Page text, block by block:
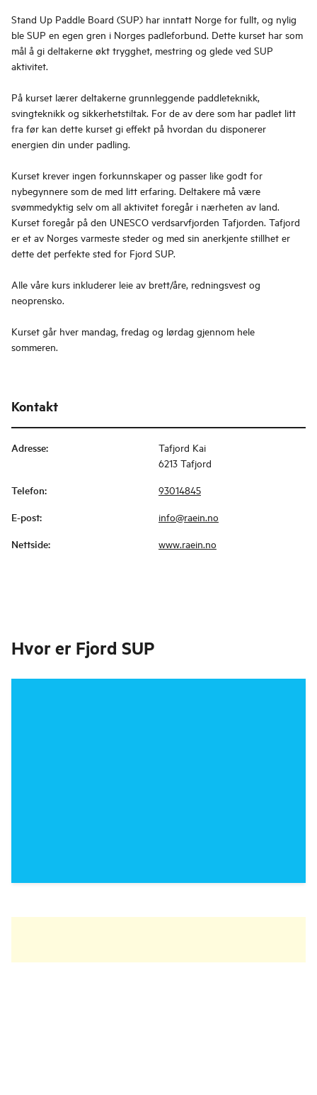
Stand Up Paddle Board (SUP) har inntatt Norge for fullt, og nylig
ble SUP en egen gren i Norges padleforbund. Dette kurset har som
mål å gi deltakerne økt trygghet, mestring og glede ved SUP
aktivitet.
På kurset lærer deltakerne grunnleggende paddleteknikk,
svingteknikk og sikkerhetstiltak. For de av dere som har padlet litt
fra før kan dette kurset gi effekt på hvordan du disponerer
energien din under padling.
Kurset krever ingen forkunnskaper og passer like godt for
nybegynnere som de med litt erfaring. Deltakere må være
svømmedyktig selv om all aktivitet foregår i nærheten av land.
Kurset foregår på den UNESCO verdsarvfjorden Tafjorden. Tafjord
er et av Norges varmeste steder og med sin anerkjente stillhet er
dette det perfekte sted for Fjord SUP.
Alle våre kurs inkluderer leie av brett/åre, redningsvest og
neoprensko.
Kurset går hver mandag, fredag og lørdag gjennom hele
sommeren.
Kontakt
Adresse:
Tafjord Kai
6213 Tafjord
Telefon: 93014845
E-post: info@raein.no
Nettside: www.raein.no
Hvor er Fjord SUP